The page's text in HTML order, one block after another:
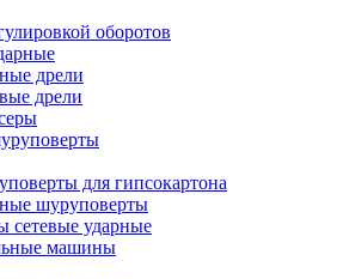
оборотов
дрели
дрели
для гипсокартона
шуруповерты
сетевые ударные
машины